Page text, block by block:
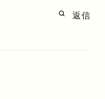
返信